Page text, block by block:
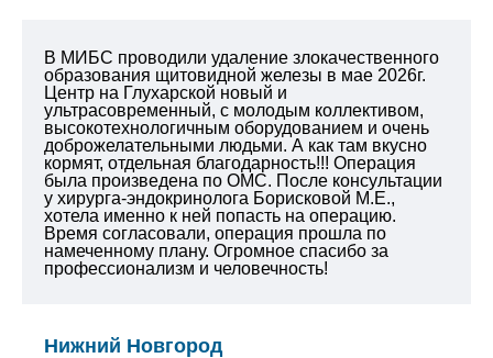
В МИБС проводили удаление злокачественного
образования щитовидной железы в мае 2026г.
Центр на Глухарской новый и
ультрасовременный, с молодым коллективом,
высокотехнологичным оборудованием и очень
доброжелательными людьми. А как там вкусно
кормят, отдельная благодарность!!! Операция
была произведена по ОМС. После консультации
у хирурга-эндокринолога Борисковой М.Е.,
хотела именно к ней попасть на операцию.
Время согласовали, операция прошла по
намеченному плану. Огромное спасибо за
профессионализм и человечность!
Нижний Новгород